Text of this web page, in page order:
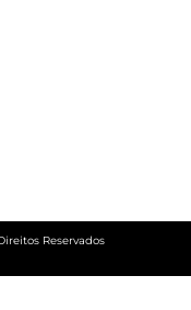
Reservados